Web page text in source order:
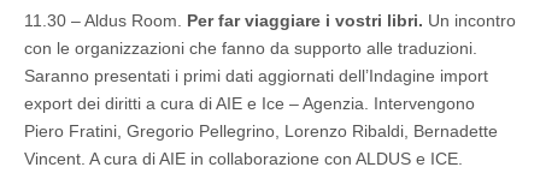
11.30 – Aldus Room. Per far viaggiare i vostri libri. Un incontro
con le organizzazioni che fanno da supporto alle traduzioni.
Saranno presentati i primi dati aggiornati dell’Indagine import
export dei diritti a cura di AIE e Ice – Agenzia. Intervengono
Piero Fratini, Gregorio Pellegrino, Lorenzo Ribaldi, Bernadette
Vincent. A cura di AIE in collaborazione con ALDUS e ICE.